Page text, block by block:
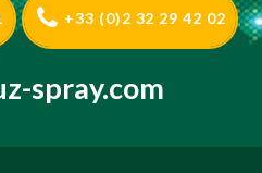
+33 (0)2 32 29 42 02
spray.com